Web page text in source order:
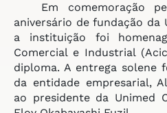
Em comemoração
aniversário de fundação da
a instituição foi
Comercial e Industrial
diploma. A entrega solene
da entidade empresarial,
ao presidente da Unimed